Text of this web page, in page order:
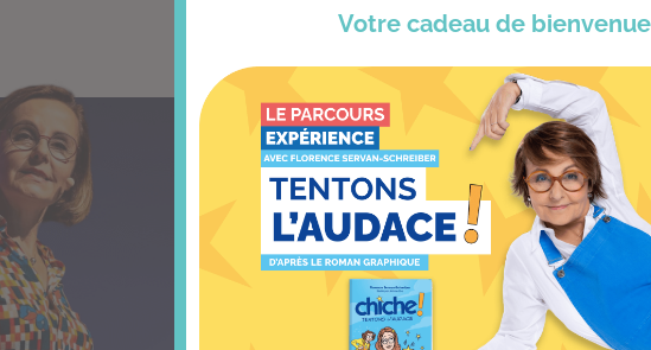
Florence intervient auprès des
d’établissements
autour des sujets développés dans
Votre cadeau de